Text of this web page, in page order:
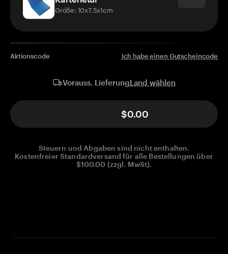
Größe: 10x7.5x1cm
Aktionscode Ich habe einen Gutscheincode
Vorauss. LieferungLand wählen
$0.00
Steuern und Abgaben sind nicht enthalten.
Kostenfreier Standardversand für alle Bestellungen über
$100.00 (zzgl. MwSt).